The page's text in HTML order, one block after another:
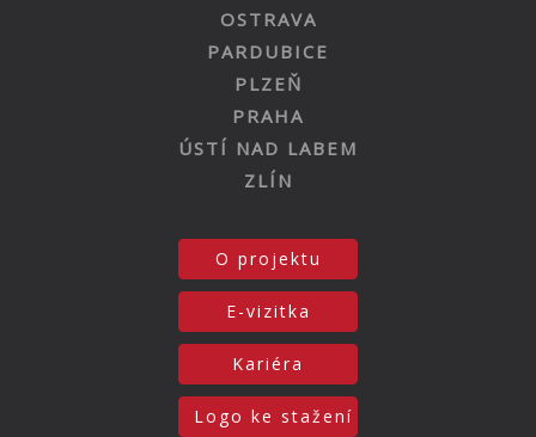
OSTRAVA
PARDUBICE
PLZEŇ
PRAHA
ÚSTÍ NAD LABEM
ZLÍN
O projektu
E-vizitka
Kariéra
Logo ke stažení